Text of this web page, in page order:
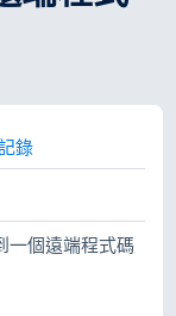
錄
一個遠端程式碼